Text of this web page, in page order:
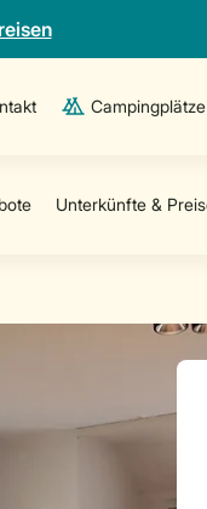
Campingplätze